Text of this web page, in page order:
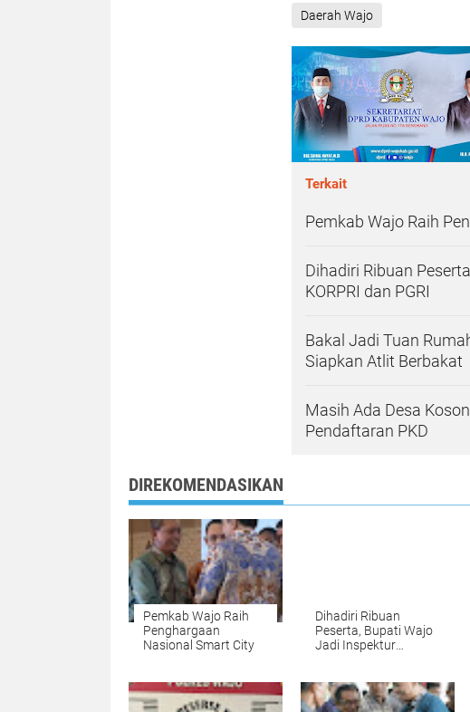
Daerah Wajo
Terkait
Pemkab Wajo Raih
Dihadiri Ribuan
KORPRI dan PGRI
Bakal Jadi Tuan
Siapkan Atlit Berbakat
Masih Ada Desa
Pendaftaran PKD
DIREKOMENDASIKAN
Pemkab Wajo Raih
Penghargaan
Nasional Smart City
Dihadiri Ribuan
Peserta, Bupati Wajo
Jadi Inspektur